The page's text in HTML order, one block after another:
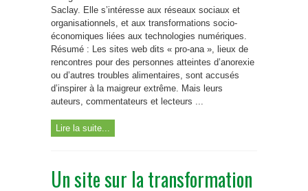
Saclay. Elle s’intéresse aux réseaux sociaux et
organisationnels, et aux transformations socio-
économiques liées aux technologies numériques.
Résumé : Les sites web dits « pro-ana », lieux de
rencontres pour des personnes atteintes d’anorexie
ou d’autres troubles alimentaires, sont accusés
d’inspirer à la maigreur extrême. Mais leurs
auteurs, commentateurs et lecteurs ...
Lire la suite...
Un site sur la transformation